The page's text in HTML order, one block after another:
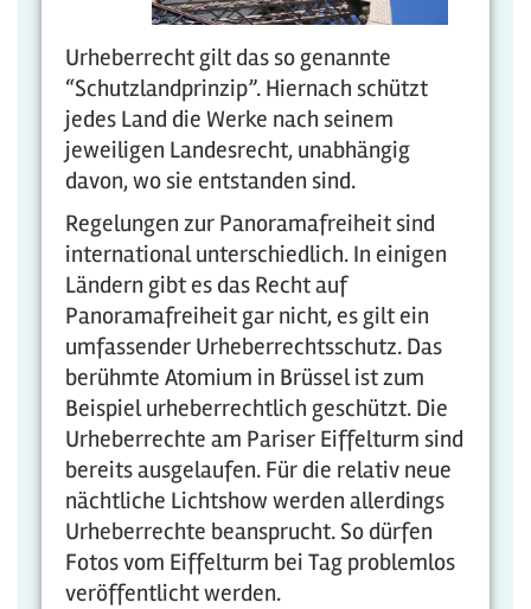
Urheberrecht gilt das so genannte
“Schutzlandprinzip”. Hiernach schützt
jedes Land die Werke nach seinem
jeweiligen Landesrecht, unabhängig
davon, wo sie entstanden sind.
Regelungen zur Panoramafreiheit sind
international unterschiedlich. In einigen
Ländern gibt es das Recht auf
Panoramafreiheit gar nicht, es gilt ein
umfassender Urheberrechtsschutz. Das
berühmte Atomium in Brüssel ist zum
Beispiel urheberrechtlich geschützt. Die
Urheberrechte am Pariser Eiffelturm sind
bereits ausgelaufen. Für die relativ neue
nächtliche Lichtshow werden allerdings
Urheberrechte beansprucht. So dürfen
Fotos vom Eiffelturm bei Tag problemlos
veröffentlicht werden.